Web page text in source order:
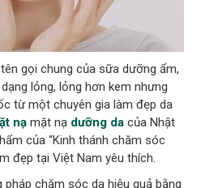
gọi chung của sữa dưỡng ẩm,
lỏng, lỏng hơn kem nhưng
từ một chuyên gia làm đẹp da
nạ mặt nạ dưỡng da của Nhật
của “Kinh thánh chăm sóc
đẹp tại Việt Nam yêu thích.
chăm sóc da hiệu quả bằng